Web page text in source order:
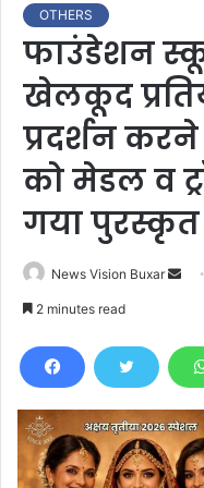
OTHERS
फाउंडेशन
खेलकूद
प्रदर्शन करने
को मेडल व
गया पुरस्कृत
News Vision Buxar
d
e
m
a
2 minutes read